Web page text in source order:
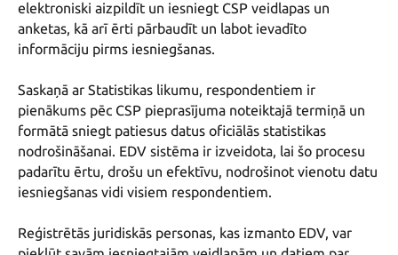
elektroniski aizpildīt un iesniegt CSP veidlapas un
anketas, kā arī ērti pārbaudīt un labot ievadīto
informāciju pirms iesniegšanas.
Saskaņā ar Statistikas likumu, respondentiem ir
pienākums pēc CSP pieprasījuma noteiktajā termiņā un
formātā sniegt patiesus datus oficiālās statistikas
nodrošināšanai. EDV sistēma ir izveidota, lai šo procesu
padarītu ērtu, drošu un efektīvu, nodrošinot vienotu datu
iesniegšanas vidi visiem respondentiem.
Reģistrētās juridiskās personas, kas izmanto EDV, var